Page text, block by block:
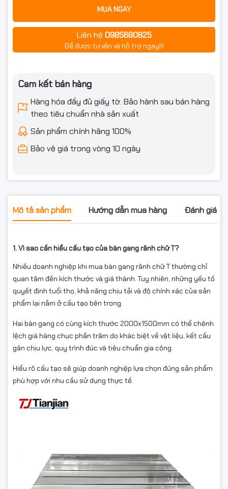
MUA NGAY
Liên hệ 0985680825
Để được tư vấn và hỗ trợ ngay!!!
Cam kết bán hàng
Hàng hóa đầy đủ giấy tờ. Bảo hành sau bán hàng
theo tiêu chuẩn nhà sản xuất
Sản phẩm chính hãng 100%
Bảo vệ giá trong vòng 10 ngày
Mô tả sản phẩm Hướng dẫn mua hàng Đánh giá
1. Vì sao cần hiểu cấu tạo của bàn gang rãnh chữ T?
Nhiều doanh nghiệp khi mua bàn gang rãnh chữ T thường chỉ
quan tâm đến kích thước và giá thành. Tuy nhiên, những yếu tố
quyết định tuổi thọ, khả năng chịu tải và độ chính xác của sản
phẩm lại nằm ở cấu tạo bên trong.
Hai bàn gang có cùng kích thước 2000x1500mm có thể chênh
lệch giá hàng chục phần trăm do khác biệt về vật liệu, kết cấu
gân chịu lực, quy trình đúc và tiêu chuẩn gia công.
Hiểu rõ cấu tạo sẽ giúp doanh nghiệp lựa chọn đúng sản phẩm
phù hợp với nhu cầu sử dụng thực tế.